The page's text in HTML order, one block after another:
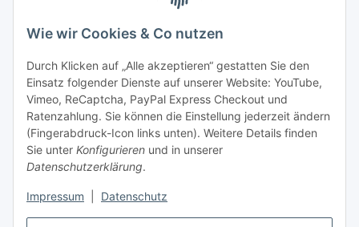
Wie wir Cookies & Co nutzen
Durch Klicken auf „Alle akzeptieren“ gestatten Sie den
Einsatz folgender Dienste auf unserer Website: YouTube,
Vimeo, ReCaptcha, PayPal Express Checkout und
Ratenzahlung. Sie können die Einstellung jederzeit ändern
(Fingerabdruck-Icon links unten). Weitere Details finden
Sie unter Konfigurieren und in unserer
Datenschutzerklärung.
Impressum Datenschutz
Gesetzliche Informationen
Vertrag widerrufen